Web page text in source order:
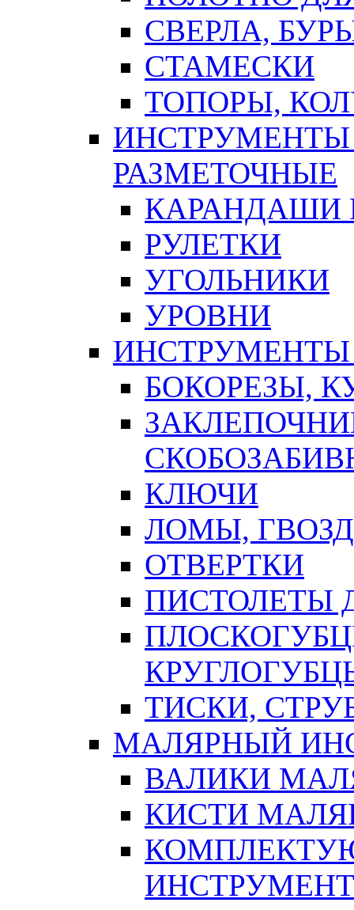
СВЕРЛА,
СТАМЕСКИ
ТОПОРЫ,
ИНСТРУМЕНТЫ
РАЗМЕТОЧНЫЕ
КАРАНДАШИ
РУЛЕТКИ
УГОЛЬНИКИ
УРОВНИ
БОКОРЕЗЫ,
КЛЮЧИ
ЛОМЫ,
ОТВЕРТКИ
ПИСТОЛЕТЫ
ТИСКИ,
МАЛЯРНЫЙ
ВАЛИКИ
КИСТИ